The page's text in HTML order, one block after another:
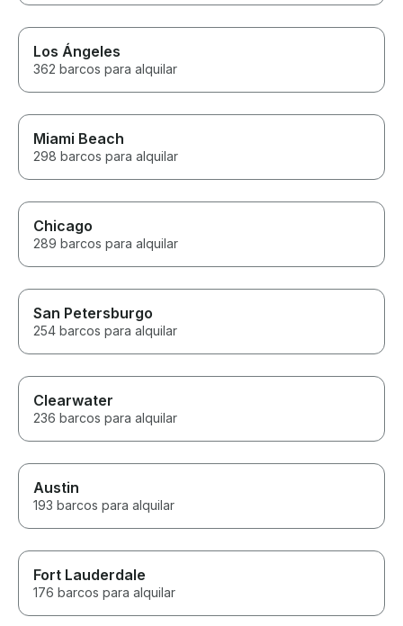
Los Ángeles
362 barcos para alquilar
Miami Beach
298 barcos para alquilar
Chicago
289 barcos para alquilar
San Petersburgo
254 barcos para alquilar
Clearwater
236 barcos para alquilar
Austin
193 barcos para alquilar
Fort Lauderdale
176 barcos para alquilar